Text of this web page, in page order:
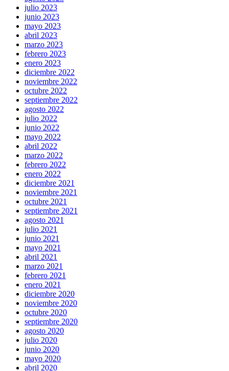
julio 2023
junio 2023
mayo 2023
abril 2023
marzo 2023
febrero 2023
enero 2023
diciembre 2022
noviembre 2022
octubre 2022
septiembre 2022
agosto 2022
julio 2022
junio 2022
mayo 2022
abril 2022
marzo 2022
febrero 2022
enero 2022
diciembre 2021
noviembre 2021
octubre 2021
septiembre 2021
agosto 2021
julio 2021
junio 2021
mayo 2021
abril 2021
marzo 2021
febrero 2021
enero 2021
diciembre 2020
noviembre 2020
octubre 2020
septiembre 2020
agosto 2020
julio 2020
junio 2020
mayo 2020
abril 2020